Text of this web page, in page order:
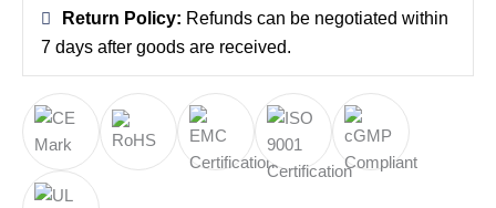
Return Policy: Refunds can be negotiated within
7 days after goods are received.